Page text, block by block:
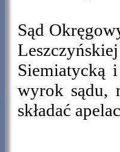
Sąd
Siemiatycką
wyrok sądu,
składać